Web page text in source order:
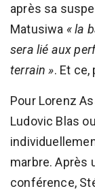
après sa
Matusiwa « la
sera lié aux
terrain ». Et ce,
Pour Lorenz
Ludovic Blas
marbre. Après
conférence,